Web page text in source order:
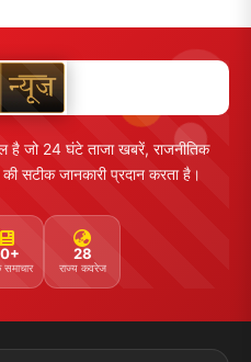
जो 24 घंटे ताजा खबरें, राजनीतिक
सटीक जानकारी प्रदान करता है।
28
राज्य कवरेज